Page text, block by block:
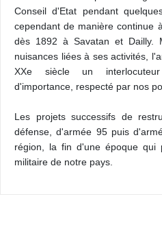
Conseil d'Etat pendant
cependant de manière continue
dès 1892 à Savatan et Dailly.
nuisances liées à ses activités,
XXe siècle un
d'importance, respecté par nos
Les projets successifs de
défense, d'armée 95 puis
région, la fin d'une époque qui
militaire de notre pays.